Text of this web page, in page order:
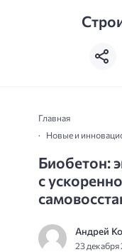
Главная
Новые и
Биобетон:
с
Андрей
23